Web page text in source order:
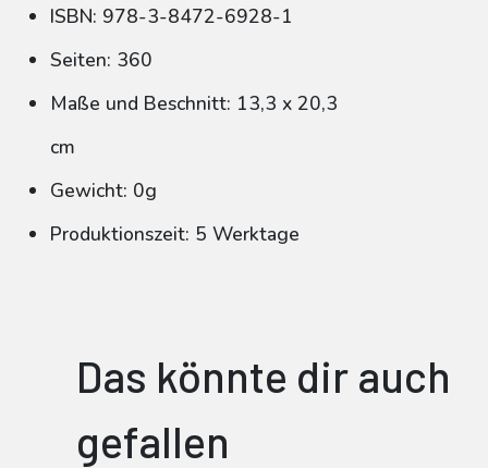
ISBN: 978-3-8472-6928-1
Seiten: 360
Maße und Beschnitt: 13,3 x 20,3
cm
Gewicht: 0g
Produktionszeit: 5 Werktage
Das könnte dir auch
gefallen